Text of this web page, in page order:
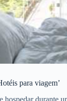
para viagem’
hospedar durante